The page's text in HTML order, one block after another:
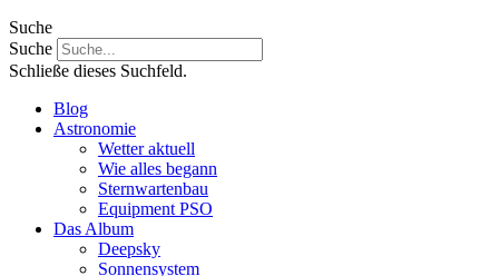
Suche
Suche
Schließe dieses Suchfeld.
Blog
Astronomie
Wetter aktuell
Wie alles begann
Sternwartenbau
Equipment PSO
Das Album
Deepsky
Sonnensystem